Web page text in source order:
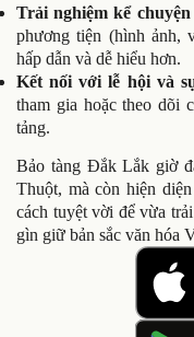
Trải nghiệm kể
phương tiện (hình ảnh,
hấp dẫn và dễ hiểu hơn.
Kết nối với lễ hội và
tham gia hoặc theo dõi
tảng.
Bảo tàng Đắk Lắk giờ
Thuột, mà còn hiện
cách tuyệt vời để vừa
gìn giữ bản sắc văn hóa